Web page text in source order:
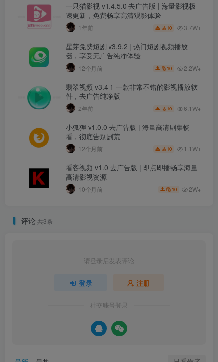
一只猫影视 v1.4.5.0 去广告版 | 海量影视极
速更新，免费畅享高清观影体验
1年前 10 3.7W+
星芽免费短剧 v3.9.2 | 热门短剧视频播放
器，享受无广告纯净体验
12个月前 10 2.2W+
翡翠视频 v3.4.1 一款非常不错的影视播放软
件，去广告纯净版
2年前 10 6.1W+
小狐狸 v1.0.0 去广告版 | 海量高清剧集畅
看，彻底告别剧荒
12个月前 10 1.1W+
看客视频 v1.0 去广告版 | 即点即播畅享海量
高清影视资源
10个月前 10 2W+
评论 共3条
请登录后发表评论
登录 注册
社交账号登录